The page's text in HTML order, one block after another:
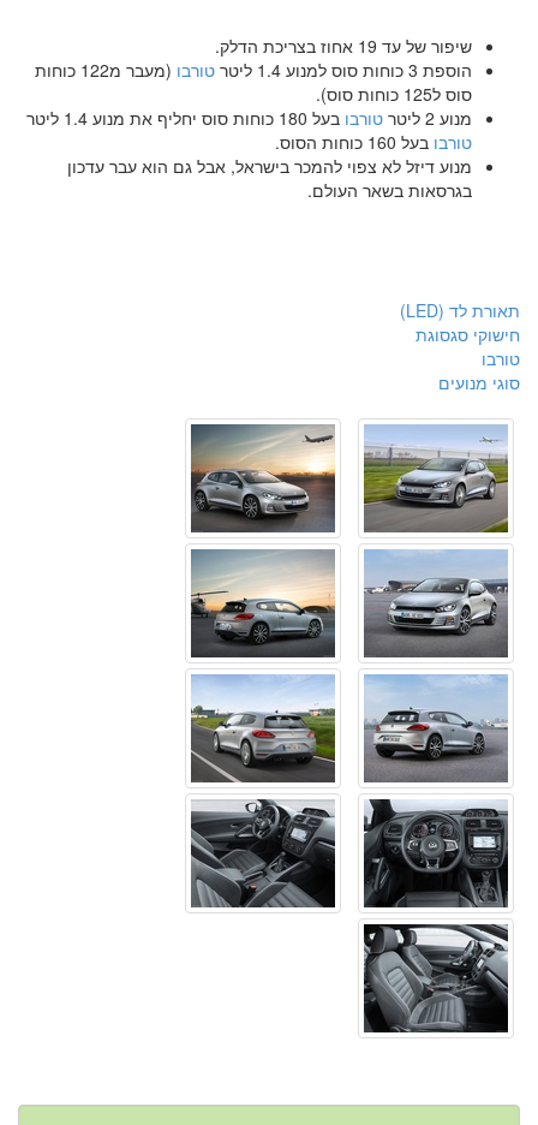
שיפור של עד 19 אחוז בצריכת הדלק.
הוספת 3 כוחות סוס למנוע 1.4 ליטר
טורבו
(מעבר מ122 כוחות
סוס ל125 כוחות סוס).
מנוע 2 ליטר
טורבו בעל 180 כוחות סוס יחליף את מנוע 1.4 ליטר
טורבו בעל 160 כוחות הסוס.
מנוע דיזל לא צפוי להמכר בישראל, אבל גם הוא עבר עדכון
בגרסאות בשאר העולם.
תאורת לד (LED)
חישוקי סגסוגת
טורבו
סוגי מנועים